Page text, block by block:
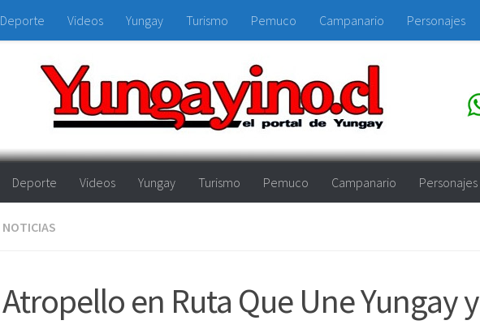
Deporte Videos Yungay Turismo Pemuco Campanario Personajes
Deporte Videos Yungay Turismo Pemuco Campanario Personajes
NOTICIAS
Atropello en Ruta Que Une Yungay y